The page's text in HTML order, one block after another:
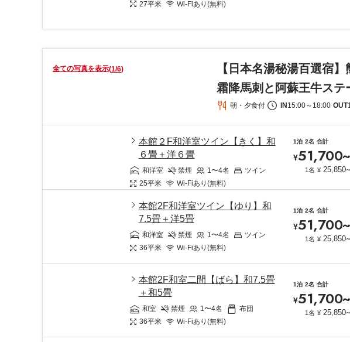
27平米 Wi-Fiあり(無料)
【日本名湯秘湯百選宿
霜降馬刺と阿蘇王牛ステ
朝・夕食付 IN15:00～ 18:00 OUT
全ての写真を表示(1/6)
本館２F和洋室ツイン【きく】和
６畳＋洋６畳
和洋室 禁煙 1〜4名
ツイン
25平米 Wi-Fiあり(無料)
1泊 2名 合計
¥51,700~
1名 ¥ 25,850~
本館2F和洋室ツイン【ゆり】和
7.5畳＋洋5畳
和洋室 禁煙 1〜4名
ツイン
36平米 Wi-Fiあり(無料)
1泊 2名 合計
¥51,700~
1名 ¥ 25,850~
本館2F和室二間【ばら】和7.5畳
＋和5畳
和室 禁煙 1〜4名
布団
36平米 Wi-Fiあり(無料)
1泊 2名 合計
¥51,700~
1名 ¥ 25,850~